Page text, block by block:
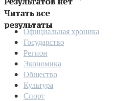
Читать все
результаты
Официальная хроника
Государство
Регион
Экономика
Общество
Культура
Спорт